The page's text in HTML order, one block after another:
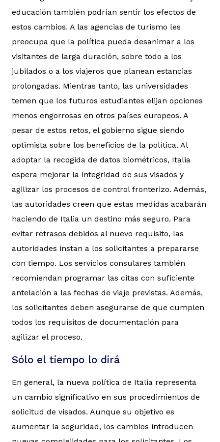
educación también podrían sentir los efectos de
estos cambios. A las agencias de turismo les
preocupa que la política pueda desanimar a los
visitantes de larga duración, sobre todo a los
jubilados o a los viajeros que planean estancias
prolongadas. Mientras tanto, las universidades
temen que los futuros estudiantes elijan opciones
menos engorrosas en otros países europeos. A
pesar de estos retos, el gobierno sigue siendo
optimista sobre los beneficios de la política. Al
adoptar la recogida de datos biométricos, Italia
espera mejorar la integridad de sus visados y
agilizar los procesos de control fronterizo. Además,
las autoridades creen que estas medidas acabarán
haciendo de Italia un destino más seguro. Para
evitar retrasos debidos al nuevo requisito, las
autoridades instan a los solicitantes a prepararse
con tiempo. Los servicios consulares también
recomiendan programar las citas con suficiente
antelación a las fechas de viaje previstas. Además,
los solicitantes deben asegurarse de que cumplen
todos los requisitos de documentación para
agilizar el proceso.
Sólo el tiempo lo dirá
En general, la nueva política de Italia representa
un cambio significativo en sus procedimientos de
solicitud de visados. Aunque su objetivo es
aumentar la seguridad, los cambios introducen